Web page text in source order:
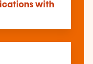
with